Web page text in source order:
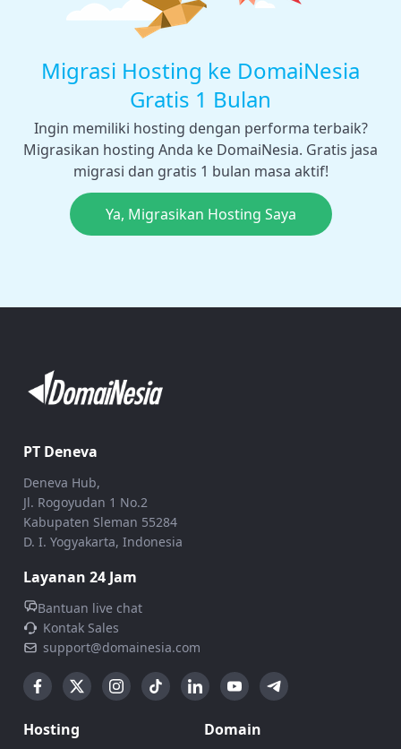
Migrasi Hosting ke DomaiNesia
Gratis 1 Bulan
Ingin memiliki hosting dengan performa terbaik?
Migrasikan hosting Anda ke DomaiNesia. Gratis jasa
migrasi dan gratis 1 bulan masa aktif!
Ya, Migrasikan Hosting Saya
PT Deneva
Deneva Hub,
Jl. Rogoyudan 1 No.2
Kabupaten Sleman 55284
D. I. Yogyakarta, Indonesia
Layanan 24 Jam
Bantuan live chat
Kontak Sales
support@domainesia.com
Hosting Domain